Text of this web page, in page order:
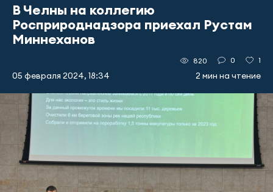
В Челны на коллегию
Росприроднадзора приехал Рустам
Миннеханов
05 февраля 2024, 18:34
820 0 1
2 мин на чтение